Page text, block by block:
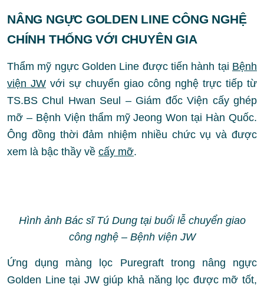
NÂNG NGỰC GOLDEN LINE CÔNG NGHỆ
CHÍNH THỐNG VỚI CHUYÊN GIA
Thẩm mỹ ngực Golden Line được tiến hành tại Bệnh
viện JW với sự chuyển giao công nghệ trực tiếp từ
TS.BS Chul Hwan Seul – Giám đốc Viện cấy ghép
mỡ – Bệnh Viện thẩm mỹ Jeong Won tại Hàn Quốc.
Ông đồng thời đảm nhiệm nhiều chức vụ và được
xem là bậc thầy về cấy mỡ.
Hình ảnh Bác sĩ Tú Dung tại buổi lễ chuyển giao
công nghệ – Bệnh viện JW
Ứng dụng màng lọc Puregraft trong nâng ngực
Golden Line tại JW giúp khả năng lọc được mỡ tốt,